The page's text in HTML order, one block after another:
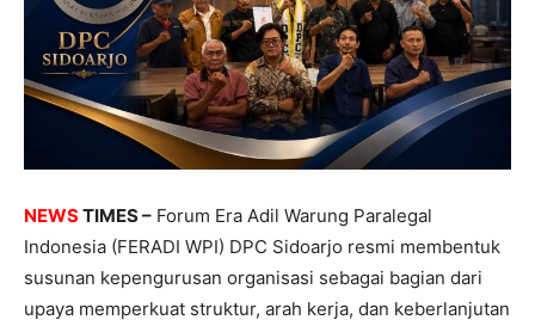
NEWSTIMES – Forum Era Adil Warung Paralegal
Indonesia (FERADI WPI) DPC Sidoarjo resmi membentuk
susunan kepengurusan organisasi sebagai bagian dari
upaya memperkuat struktur, arah kerja, dan keberlanjutan